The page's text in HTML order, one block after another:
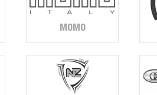
MOMO